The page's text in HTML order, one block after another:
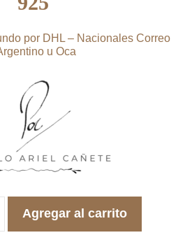
por DHL – Nacionales Correo
u Oca
Hojas
De
Agregar al carrito